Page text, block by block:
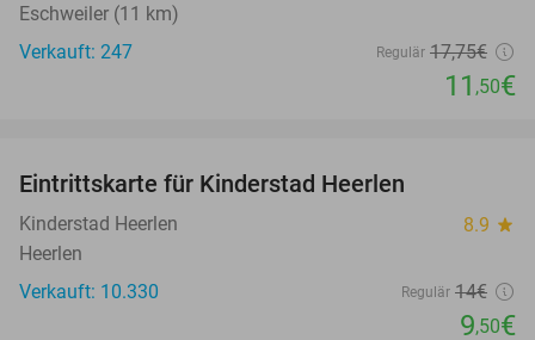
Eschweiler (11 km)
Verkauft: 247
Regulär 17,75€
11 ,50€
Eintrittskarte für Kinderstad Heerlen
Kinderstad Heerlen 8.9 star
Heerlen
Verkauft: 10.330
Regulär 14€
9,50€